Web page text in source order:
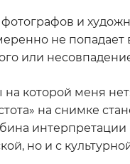
и
не
или
на которой меня
на снимке
но и с